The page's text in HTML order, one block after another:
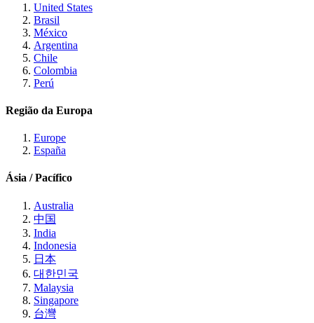
United States
Brasil
México
Argentina
Chile
Colombia
Perú
Região da Europa
Europe
España
Ásia / Pacífico
Australia
中国
India
Indonesia
日本
대한민국
Malaysia
Singapore
台灣